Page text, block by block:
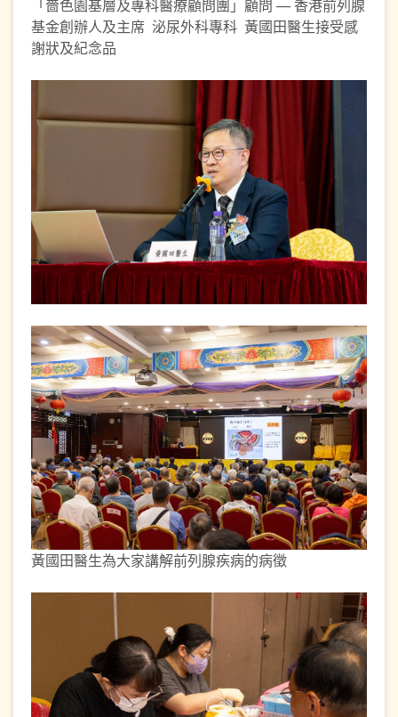
「嗇色園基層及專科醫療顧問團」顧問 — 香港前列腺
基金創辦人及主席 泌尿外科專科 黃國田醫生接受感
謝狀及紀念品
黃國田醫生為大家講解前列腺疾病的病徵